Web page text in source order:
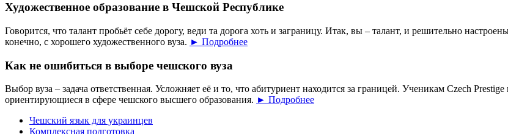
Художественное образование в Чешской Республике
Говорится, что талант пробьёт себе дорогу, веди та дорога хоть и заграницу. Итак, вы – талант, и решительно
конечно, с хорошего художественного вуза. ► Подробнее
Как не ошибиться в выборе чешского вуза
Выбор вуза – задача ответственная. Усложняет её и то, что абитуриент находится за границей. Ученикам Czech
ориентирующиеся в сфере чешского высшего образования. ► Подробнее
Чешский язык для украинцев
Комплексная подготовка